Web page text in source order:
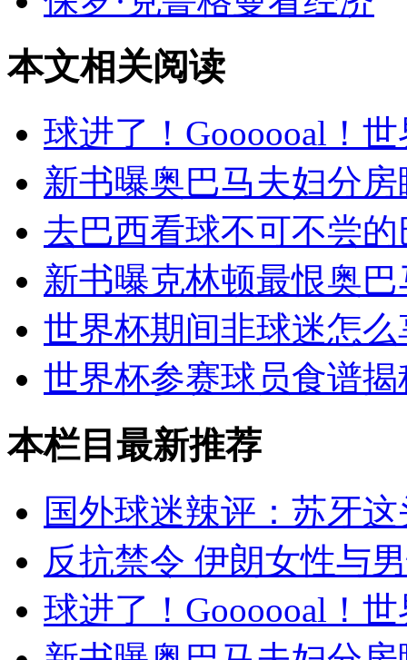
本文相关阅读
球进了！Goooooal！
新书曝奥巴马夫妇分
去巴西看球不可不尝
新书曝克林顿最恨奥
世界杯期间非球迷怎
世界杯参赛球员食谱揭
本栏目最新推荐
国外球迷辣评：苏牙
反抗禁令 伊朗女性与
球进了！Goooooal！